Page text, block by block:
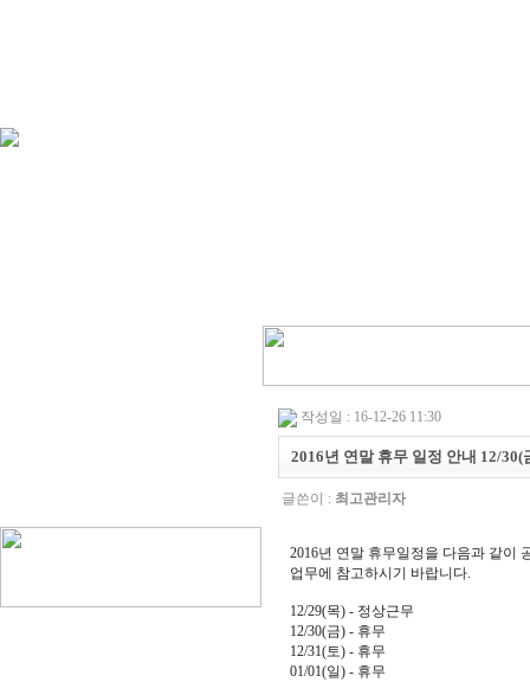
작성일 : 16-12-26 11:30
2016년 연말 휴무 일정 안내 12/30(
글쓴이 : 최고관리자
2016년 연말 휴무일정을 다음과 같이
업무에 참고하시기 바랍니다.
12/29(목) - 정상근무
12/30(금) - 휴무
12/31(토) - 휴무
01/01(일) - 휴무